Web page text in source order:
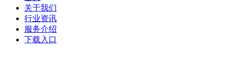
关于我们
行业资讯
服务介绍
下载入口